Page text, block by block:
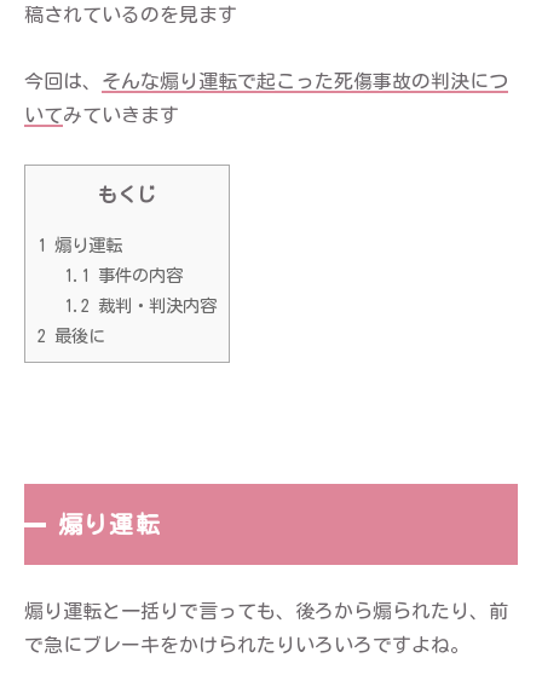
稿されているのを見ます
今回は、 そんな煽り運転で起こった死傷事故の判決につ
いてみていきます
もくじ
1 煽り運転
1.1
事件の内容
1.2 裁判・判決内容
2 最後に
煽り運転
煽り運転と一括りで言っても、後ろから煽られたり、前
で急にブレーキをかけられたりいろいろですよね。